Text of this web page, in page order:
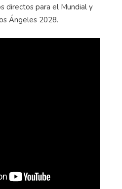
directos para el Mundial y
Ángeles 2028.